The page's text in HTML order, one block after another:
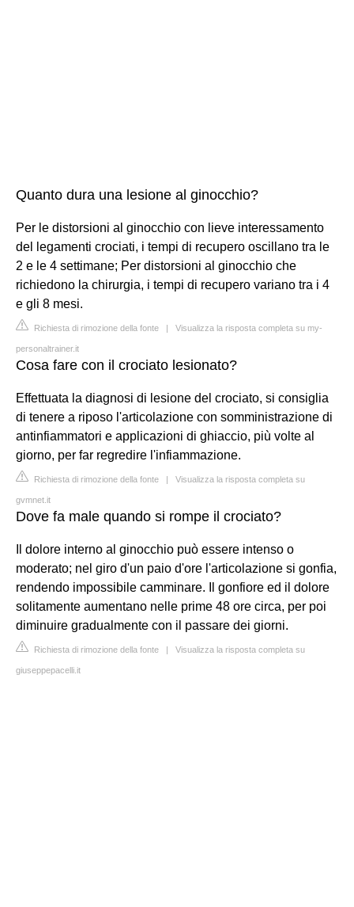
Quanto dura una lesione al ginocchio?
Per le distorsioni al ginocchio con lieve interessamento
del legamenti crociati, i tempi di recupero oscillano tra le
2 e le 4 settimane; Per distorsioni al ginocchio che
richiedono la chirurgia, i tempi di recupero variano tra i 4
e gli 8 mesi.
Richiesta di rimozione della fonte | Visualizza la risposta completa su my-
personaltrainer.it
Cosa fare con il crociato lesionato?
Effettuata la diagnosi di lesione del crociato, si consiglia
di tenere a riposo l'articolazione con somministrazione di
antinfiammatori e applicazioni di ghiaccio, più volte al
giorno, per far regredire l'infiammazione.
Richiesta di rimozione della fonte | Visualizza la risposta completa su
gvmnet.it
Dove fa male quando si rompe il crociato?
Il dolore interno al ginocchio può essere intenso o
moderato; nel giro d'un paio d'ore l'articolazione si gonfia,
rendendo impossibile camminare. Il gonfiore ed il dolore
solitamente aumentano nelle prime 48 ore circa, per poi
diminuire gradualmente con il passare dei giorni.
Richiesta di rimozione della fonte | Visualizza la risposta completa su
giuseppepacelli.it